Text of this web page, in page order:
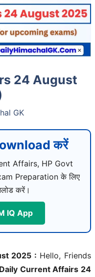
24 August
GK
करें
Affairs, HP Govt
Preparation के लिए
करें।
IQ App
2025 : Hello, Friends
Daily Current Affairs 24